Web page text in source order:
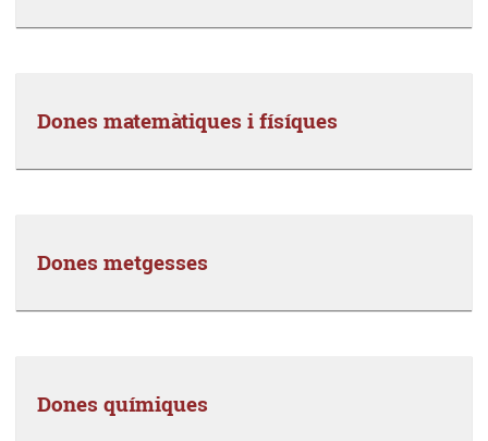
Dones matemàtiques i físíques
Dones metgesses
Dones químiques